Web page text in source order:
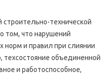
технической
том, что нарушений
норм и правил при слиянии
техсостояние объединенной
и работоспособное,